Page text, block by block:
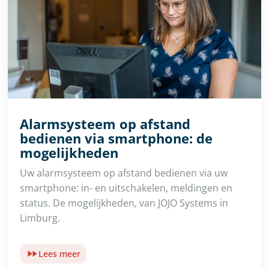
Alarmsysteem op afstand
bedienen via smartphone: de
mogelijkheden
Uw alarmsysteem op afstand bedienen via uw
smartphone: in- en uitschakelen, meldingen en
status. De mogelijkheden, van JOJO Systems in
Limburg.
Lees meer